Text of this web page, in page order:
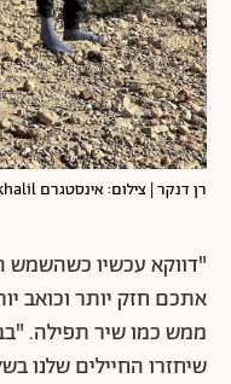
רן דנקר | צילום: אינסטגרם randankerkhalil@
"דווקא עכשיו כשהשמש
אתכם חזק יותר וכואב
ממש כמו שיר תפילה.
שיחזרו החיילים שלנו